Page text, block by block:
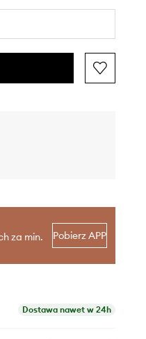
za min.
Pobierz APP
Dostawa nawet w 24h